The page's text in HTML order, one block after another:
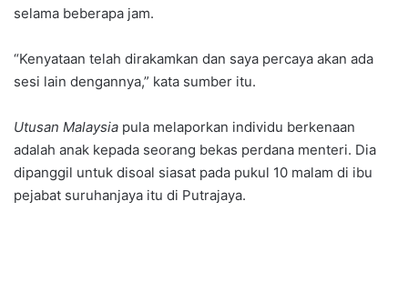
selama beberapa jam.
“Kenyataan telah dirakamkan dan saya percaya akan ada
sesi lain dengannya,” kata sumber itu.
Utusan Malaysia pula melaporkan individu berkenaan
adalah anak kepada seorang bekas perdana menteri. Dia
dipanggil untuk disoal siasat pada pukul 10 malam di ibu
pejabat suruhanjaya itu di Putrajaya.